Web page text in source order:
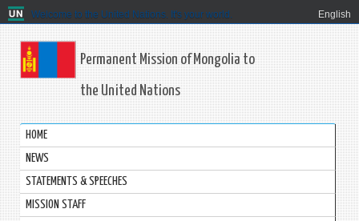
Welcome to the United Nations. It's your world. English
Permanent Mission of Mongolia to
the United Nations
HOME
NEWS
STATEMENTS & SPEECHES
MISSION STAFF